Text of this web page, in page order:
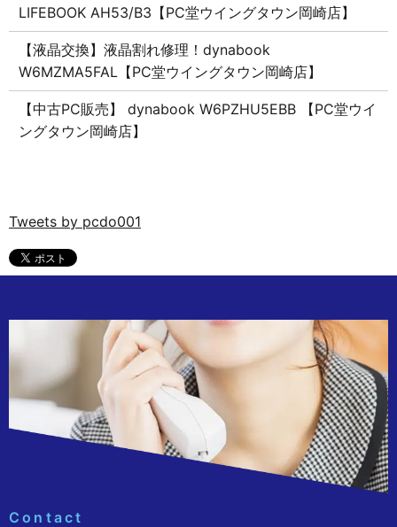
LIFEBOOK AH53/B3【PC堂ウイングタウン岡崎店】
【液晶交換】液晶割れ修理！dynabook
W6MZMA5FAL【PC堂ウイングタウン岡崎店】
【中古PC販売】 dynabook W6PZHU5EBB 【PC堂ウイ
ングタウン岡崎店】
Tweets by pcdo001
Contact